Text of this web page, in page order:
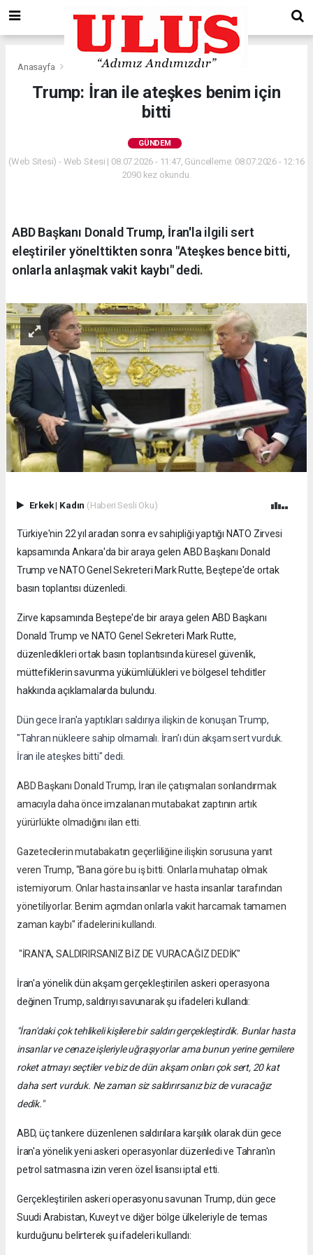
Anasayfa Gündem
Trump: İran ile ateşkes benim için
bitti
GÜNDEM
(Web Sitesi) - Web Sitesi | 08.07.2026 - 11:47, Güncelleme: 08.07.2026 - 12:16
2090 kez okundu.
ABD Başkanı Donald Trump, İran'la ilgili sert
eleştiriler yönelttikten sonra "Ateşkes bence bitti,
onlarla anlaşmak vakit kaybı" dedi.
Erkek| Kadın (Haberi Sesli Oku)
Türkiye'nin 22 yıl aradan sonra ev sahipliği yaptığı NATO Zirvesi
kapsamında Ankara'da bir araya gelen ABD Başkanı Donald
Trump ve NATO Genel Sekreteri Mark Rutte, Beştepe'de ortak
basın toplantısı düzenledi.
Zirve kapsamında Beştepe'de bir araya gelen ABD Başkanı
Donald Trump ve NATO Genel Sekreteri Mark Rutte,
düzenledikleri ortak basın toplantısında küresel güvenlik,
müttefiklerin savunma yükümlülükleri ve bölgesel tehditler
hakkında açıklamalarda bulundu.
Dün gece İran'a yaptıkları saldırıya ilişkin de konuşan Trump,
"Tahran nükleere sahip olmamalı. İran’ı dün akşam sert vurduk.
İran ile ateşkes bitti" dedi.
ABD Başkanı Donald Trump, İran ile çatışmaları sonlandırmak
amacıyla daha önce imzalanan mutabakat zaptının artık
yürürlükte olmadığını ilan etti.
Gazetecilerin mutabakatın geçerliliğine ilişkin sorusuna yanıt
veren Trump, "Bana göre bu iş bitti. Onlarla muhatap olmak
istemiyorum. Onlar hasta insanlar ve hasta insanlar tarafından
yönetiliyorlar. Benim açımdan onlarla vakit harcamak tamamen
zaman kaybı" ifadelerini kullandı.
"İRAN'A, SALDIRIRSANIZ BİZ DE VURACAĞIZ DEDİK"
İran'a yönelik dün akşam gerçekleştirilen askeri operasyona
değinen Trump, saldırıyı savunarak şu ifadeleri kullandı:
"İran'daki çok tehlikeli kişilere bir saldırı gerçekleştirdik. Bunlar hasta
insanlar ve cenaze işleriyle uğraşıyorlar ama bunun yerine gemilere
roket atmayı seçtiler ve biz de dün akşam onları çok sert, 20 kat
daha sert vurduk. Ne zaman siz saldırırsanız biz de vuracağız
dedik."
ABD, üç tankere düzenlenen saldırılara karşılık olarak dün gece
İran'a yönelik yeni askeri operasyonlar düzenledi ve Tahran'ın
petrol satmasına izin veren özel lisansı iptal etti.
Gerçekleştirilen askeri operasyonu savunan Trump, dün gece
Suudi Arabistan, Kuveyt ve diğer bölge ülkeleriyle de temas
kurduğunu belirterek şu ifadeleri kullandı: